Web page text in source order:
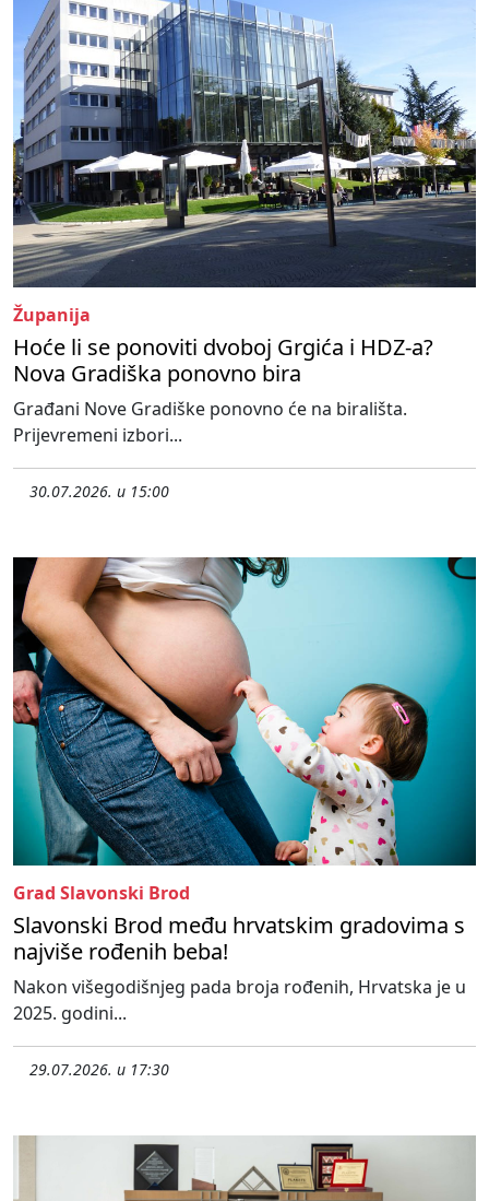
Županija
Hoće li se ponoviti dvoboj Grgića i HDZ-a?
Nova Gradiška ponovno bira
Građani Nove Gradiške ponovno će na birališta.
Prijevremeni izbori...
30.07.2026. u 15:00
Grad Slavonski Brod
Slavonski Brod među hrvatskim gradovima s
najviše rođenih beba!
Nakon višegodišnjeg pada broja rođenih, Hrvatska je u
2025. godini...
29.07.2026. u 17:30